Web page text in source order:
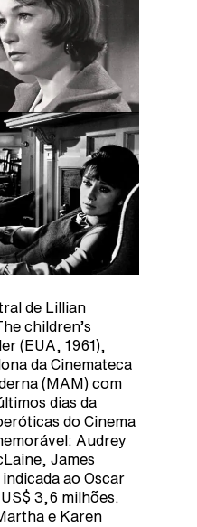
de Lillian
children’s
(EUA, 1961),
da Cinemateca
(MAM) com
dias da
do Cinema
Audrey
James
ao Oscar
3,6 milhões.
e Karen